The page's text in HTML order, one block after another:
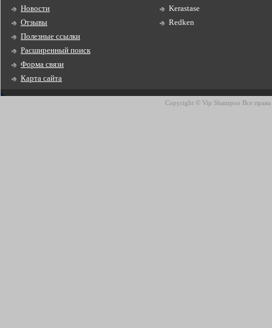
Новости
Отзывы
Полезные ссылки
Расширенный поиск
Форма связи
Карта сайта
Kerastase
Redken
Copyright © Vip Shampoo Все